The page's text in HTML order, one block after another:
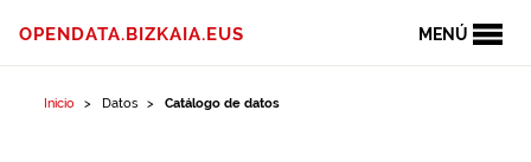
MENÚ
OPENDATA.BIZKAIA.EUS
Inicio Datos Catálogo de datos